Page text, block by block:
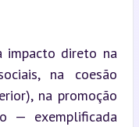
impacto direto na
na coesão
na promoção
— exemplificada